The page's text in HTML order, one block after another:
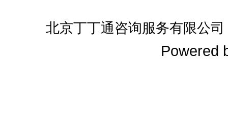
北京丁丁通咨询服务有限公
Powered